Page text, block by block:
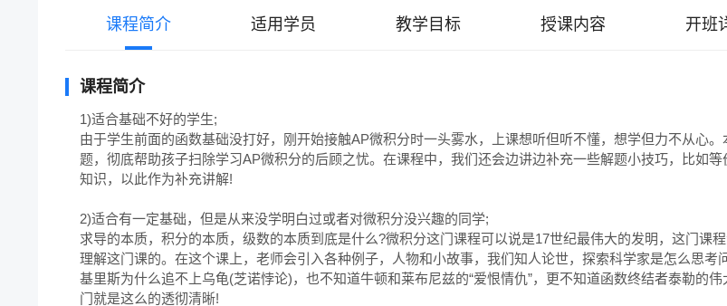
课程简介 适用学员 教学目标 授课内容 开班
课程简介
1)适合基础不好的学生;
由于学生前面的函数基础没打好，刚开始接触AP微积分时一头雾水，上课想听但听不懂，想学但力不从心
题，彻底帮助孩子扫除学习AP微积分的后顾之忧。在课程中，我们还会边讲边补充一些解题小技巧，比如
知识，以此作为补充讲解!
2)适合有一定基础，但是从来没学明白过或者对微积分没兴趣的同学;
求导的本质，积分的本质，级数的本质到底是什么?微积分这门课程可以说是17世纪最伟大的发明，这门课
理解这门课的。在这个课上，老师会引入各种例子，人物和小故事，我们知人论世，探索科学家是怎么思
基里斯为什么追不上乌龟(芝诺悖论)，也不知道牛顿和莱布尼兹的“爱恨情仇”，更不知道函数终结者泰勒的
门就是这么的透彻清晰!